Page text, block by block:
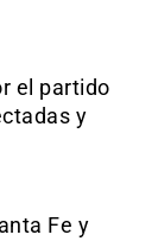
el partido
y
Fe y